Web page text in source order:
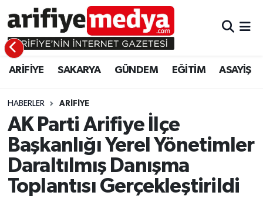
ARİFİYE SAKARYA GÜNDEM EĞİTİM ASAYİŞ
HABERLER ARİFİYE
AK Parti Arifiye İlçe
Başkanlığı Yerel Yönetimler
Daraltılmış Danışma
Toplantısı Gerçekleştirildi
ARİFİYE
SAKARYA
GÜNDEM
EĞİTİM
ASAYİŞ
EKONOMİ
ARİFİYE
GÜNDEM
EĞİTİM
EKONOMİ
ASAYİŞ
Sakarya Hava Durumu
Sakarya Namaz Vakitleri
Sakarya Trafik Yoğunluk Haritası
Süper Lig Puan Durumu ve Fikstür
Tüm Manşetler
Son Dakika Haberleri